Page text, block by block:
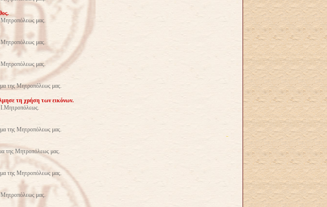
Μητροπόλεως μας.
Μητροπόλεως μας.
Μητροπόλεως μας.
της Μητροπόλεως μας.
τη χρήση των εικόνων.
Ι.Μητροπόλεως.
της Μητροπόλεως μας.
της Μητροπόλεως μας.
της Μητροπόλεως μας.
Μητροπόλεως μας.